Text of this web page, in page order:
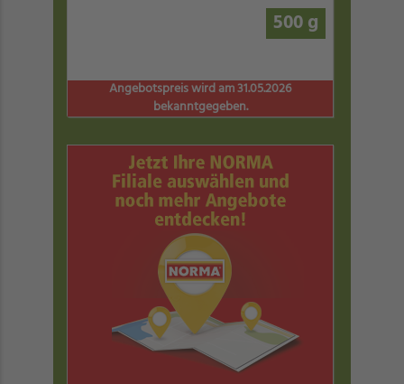
500 g
Angebotspreis wird am 31.05.2026
bekanntgegeben.